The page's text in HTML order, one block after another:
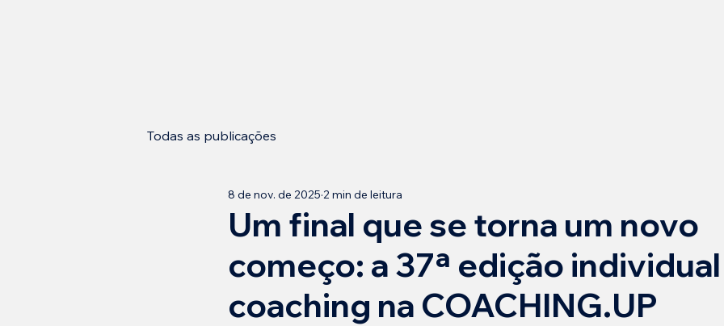
Todas as publicações
Um final que se torna um novo
começo: a 37ª edição
coaching na COACHING.UP
8 de nov. de 2025 2 min de leitura